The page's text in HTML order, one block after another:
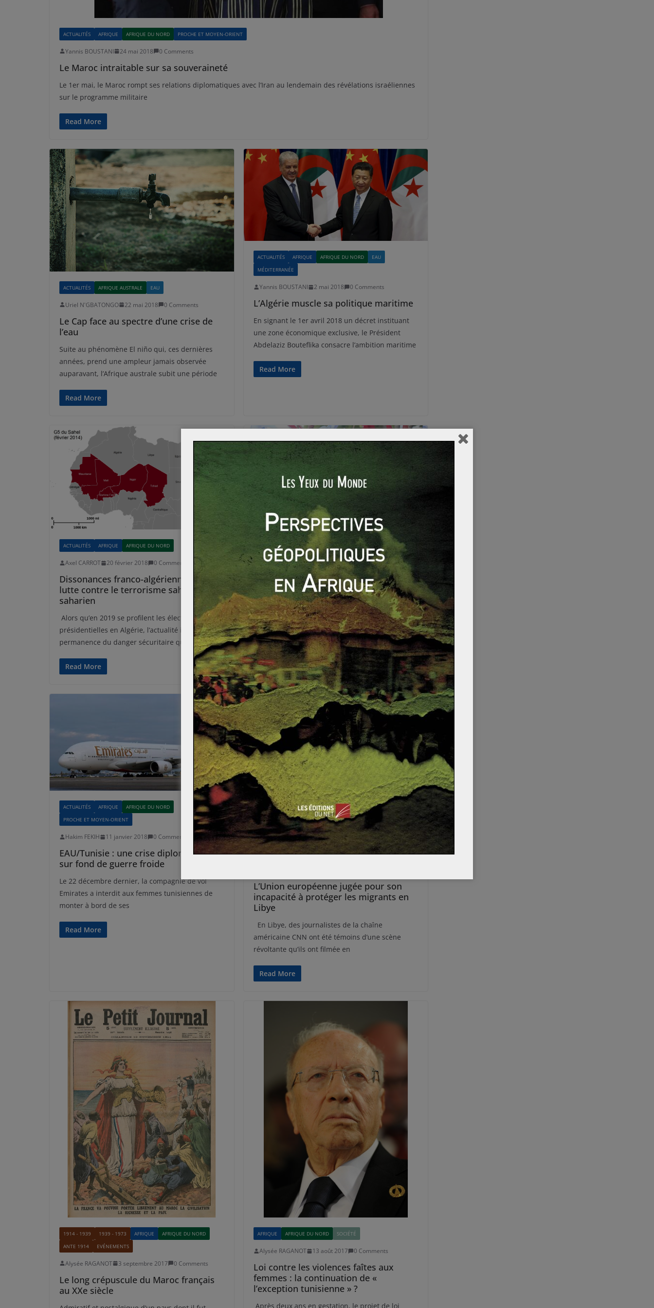
ACTUALITÉS AFRIQUE AFRIQUE DU NORD PROCHE ET MOYEN-ORIENT
Yannis BOUSTANI 24 mai 2018 0 Comments
Le Maroc intraitable sur sa souveraineté
Le 1er mai, le Maroc rompt ses relations diplomatiques avec l’Iran au lendemain des révélations israéliennes
sur le programme militaire
Read More
ACTUALITÉS AFRIQUE AUSTRALE EAU
Uriel N'GBATONGO 22 mai 2018 0 Comments
Le Cap face au spectre d’une crise de
l’eau
Suite au phénomène El niño qui, ces dernières
années, prend une ampleur jamais observée
auparavant, l’Afrique australe subit une période
Read More
ACTUALITÉS AFRIQUE AFRIQUE DU NORD
EAU
MÉDITERRANÉE
Yannis BOUSTANI 2 mai 2018 0 Comments
L’Algérie muscle sa politique maritime
En signant le 1er avril 2018 un décret instituant
une zone économique exclusive, le Président
Abdelaziz Bouteflika consacre l’ambition maritime
Read More
ACTUALITÉS AFRIQUE AFRIQUE DU NORD
Axel CARROT 20 février 2018 0 Comments
Dissonances franco-algériennes dans la
lutte contre le terrorisme sahélo-
saharien
Alors qu’en 2019 se profilent les élections
présidentielles en Algérie, l’actualité illustre la
permanence du danger sécuritaire que font peser
Read More
ACTUALITÉS AFRIQUE
AFRIQUE DU NORD
PRINTEMPS ARABES
Lydia FOSTER 15 janvier 2018 0 Comments
La Tunisie ou le printemps inachevé ?
Avec un taux de chômage élevé notamment chez
les jeunes et des difficultés économiques
persistantes, la Tunisie connaît les soulèvements
Read More
ACTUALITÉS AFRIQUE
AFRIQUE DU NORD
PROCHE ET MOYEN-ORIENT
Hakim FEKIH 11 janvier 2018 0 Comments
EAU/Tunisie : une crise diplomatique
sur fond de guerre froide
Le 22 décembre dernier, la compagnie de vol
Emirates a interdit aux femmes tunisiennes de
monter à bord de ses
Read More
ACTUALITÉS AFRIQUE
AFRIQUE DU NORD
PROCHE ET MOYEN-ORIENT
UNION EUROPÉENNE
L’Union européenne jugée pour son
incapacité à protéger les migrants en
Libye
En Libye, des journalistes de la chaîne
américaine CNN ont été témoins d’une scène
révoltante qu’ils ont filmée en
Read More
1914 - 1939 1939 - 1973 AFRIQUE
AFRIQUE DU NORD
ANTE 1914
EVÉNEMENTS
Alysée RAGANOT 3 septembre 2017 0 Comments
Le long crépuscule du Maroc français
au XXe siècle
AFRIQUE AFRIQUE DU NORD SOCIÉTÉ
Alysée RAGANOT 13 août 2017 0 Comments
Loi contre les violences faîtes aux
femmes : la continuation de «
l’exception tunisienne » ?
Après deux ans en gestation, le projet de loi